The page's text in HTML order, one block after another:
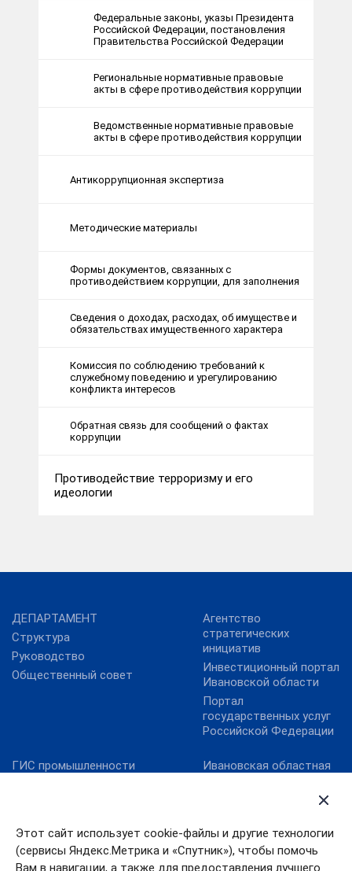
Этот сайт использует cookie-файлы и другие технологии
(сервисы Яндекс.Метрика и «Спутник»), чтобы помочь
Вам в навигации, а также для предоставления лучшего
Федеральные законы, указы Президента
Российской Федерации, постановления
Правительства Российской Федерации
Региональные нормативные правовые
акты в сфере противодействия коррупции
Ведомственные нормативные правовые
акты в сфере противодействия коррупции
Антикоррупционная экспертиза
Методические материалы
Формы документов, связанных с
противодействием коррупции, для заполнения
Сведения о доходах, расходах, об имуществе и
обязательствах имущественного характера
Комиссия по соблюдению требований к
служебному поведению и урегулированию
конфликта интересов
Обратная связь для сообщений о фактах
коррупции
Противодействие терроризму и его
идеологии
ДЕПАРТАМЕНТ
Структура
Руководство
Общественный совет
Агентство
стратегических
инициатив
Инвестиционный портал
Ивановской области
Портал
государственных услуг
Российской Федерации
ГИС промышленности
Фонд развития
промышленности
Ивановская областная
Уполномоченный по
правам человека в
Ивановской области